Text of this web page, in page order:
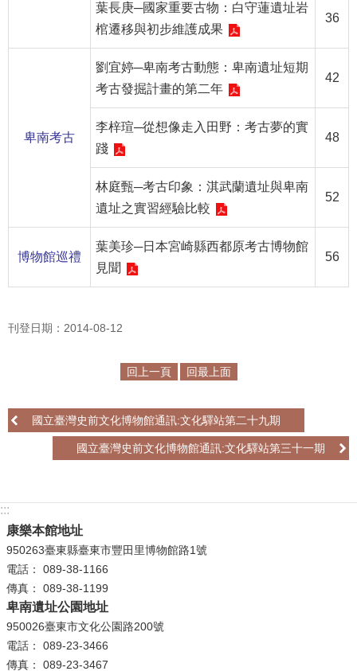
開
隱
權
保
政
安
全
為
民
服
務
白
皮
政
葉長庚─國家重要古物：白守蓮遺址岩
棺遷移與初步維護成果
36
卑南考古
劉宜婷─卑南考古動態：卑南遺址短期
考古發掘計畫的第二年
42
李梓瑄─從想像走入田野：考古夢的實
踐
48
林庭甄─考古印象：淇武蘭遺址與卑南
遺址之實習經驗比較
52
博物館巡禮
葉美珍─日本宮崎縣西都原考古博物館
見聞
56
刊登日期：2014-08-12
回上一頁 回最上面
國立臺灣史前文化博物館通訊:文化驛站第二十九期
國立臺灣史前文化博物館通訊:文化驛站第三十一期
:::
康樂本館地址
950263臺東縣臺東市豐田里博物館路1號
電話： 089-38-1166
傳真： 089-38-1199
卑南遺址公園地址
950026臺東市文化公園路200號
電話： 089-23-3466
傳真： 089-23-3467